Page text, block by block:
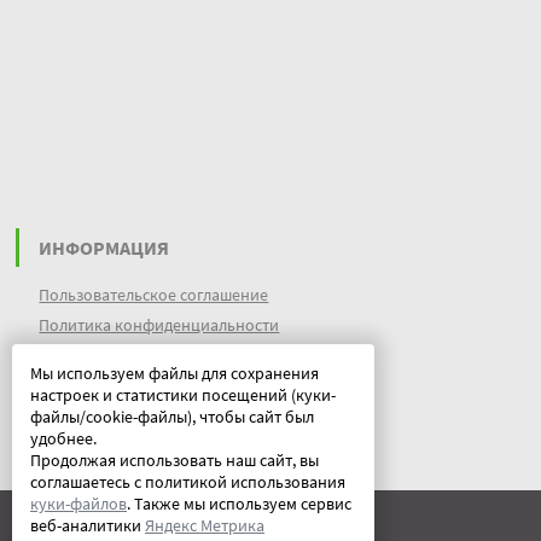
Мы используем файлы для сохранения
настроек и статистики посещений (куки-
файлы/cookie-файлы), чтобы сайт был
удобнее.
Продолжая использовать наш сайт, вы
соглашаетесь с политикой использования
куки-файлов. Также мы используем сервис
веб-аналитики Яндекс Метрика
ИНФОРМАЦИЯ
Пользовательское соглашение
Политика конфиденциальности
куки (cookies)
Документы